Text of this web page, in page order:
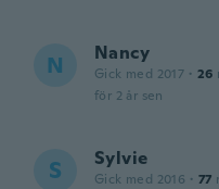
N Nancy
Gick med 2017 · 26
för 2 år sen
S Sylvie
Gick med 2016 · 77